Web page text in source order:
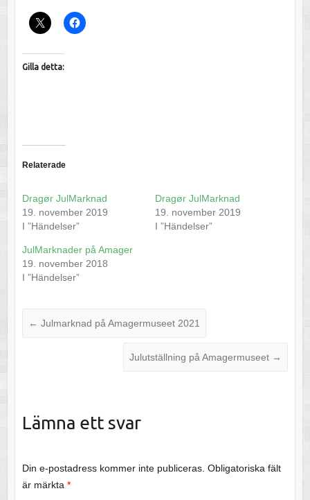
Gilla detta:
Relaterade
Dragør JulMarknad
19. november 2019
I ”Händelser”
Dragør JulMarknad
19. november 2019
I ”Händelser”
JulMarknader på Amager
19. november 2018
I ”Händelser”
← Julmarknad på Amagermuseet 2021
Julutställning på Amagermuseet →
Lämna ett svar
Din e-postadress kommer inte publiceras. Obligatoriska fält
är märkta *